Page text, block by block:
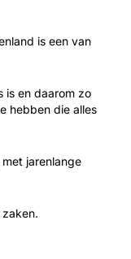
is een van
is en daarom zo
hebben die alles
met jarenlange